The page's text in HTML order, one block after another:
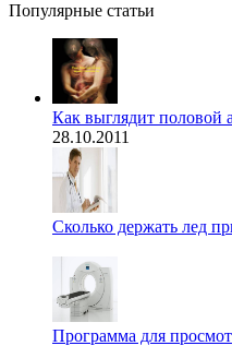
Популярные статьи
Как выглядит половой
28.10.2011
Сколько держать лед
Программа для